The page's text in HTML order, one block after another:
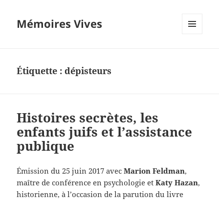
Mémoires Vives
Étiquette :dépisteurs
Histoires secrètes, les
enfants juifs et l’assistance
publique
Émission du 25 juin 2017 avec Marion Feldman,
maître de conférence en psychologie et Katy Hazan,
historienne, à l’occasion de la parution du livre